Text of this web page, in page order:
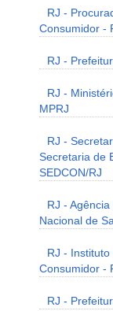
RJ -
Consumidor -
RJ -
RJ -
MPRJ
RJ -
Secretaria de
SEDCON/RJ
RJ -
Nacional de
RJ -
Consumidor -
RJ -